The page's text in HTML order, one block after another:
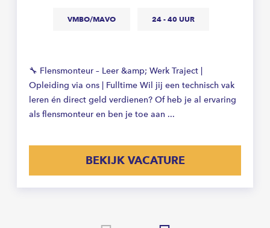
VMBO/MAVO 24 - 40 UUR
🔧 Flensmonteur – Leer &amp; Werk Traject |
Opleiding via ons | Fulltime Wil jij een technisch vak
leren én direct geld verdienen? Of heb je al ervaring
als flensmonteur en ben je toe aan ...
BEKIJK VACATURE